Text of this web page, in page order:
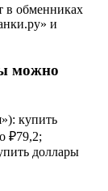
в обменниках
и
можно
купить
₽79,2;
доллары